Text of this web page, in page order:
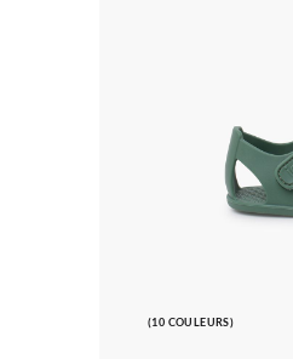
(10 COULEURS)